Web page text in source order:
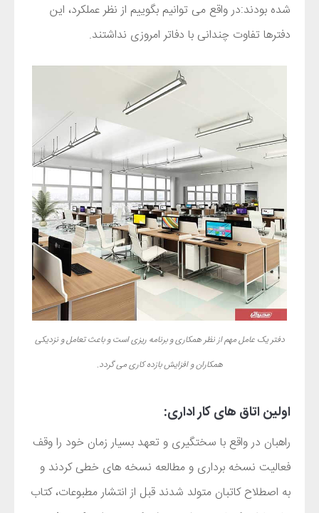
شده بودند:در واقع می توانیم بگوییم از نظر عملکرد، این
دفترها تفاوت چندانی با دفاتر امروزی نداشتند.
دفتر یک عامل مهم از نظر همکاری و برنامه ریزی است و باعث تعامل و نزدیکی
همکاران و افزایش بازده کاری می گردد.
اولین اتاق های کار اداری:
راهبان در واقع با سختگیری و تعهد بسیار زمان خود را وقف
فعالیت نسخه برداری و مطالعه نسخه های خطی کردند و
به اصطلاح کاتبان متولد شدند قبل از انتشار مطبوعات، کتاب